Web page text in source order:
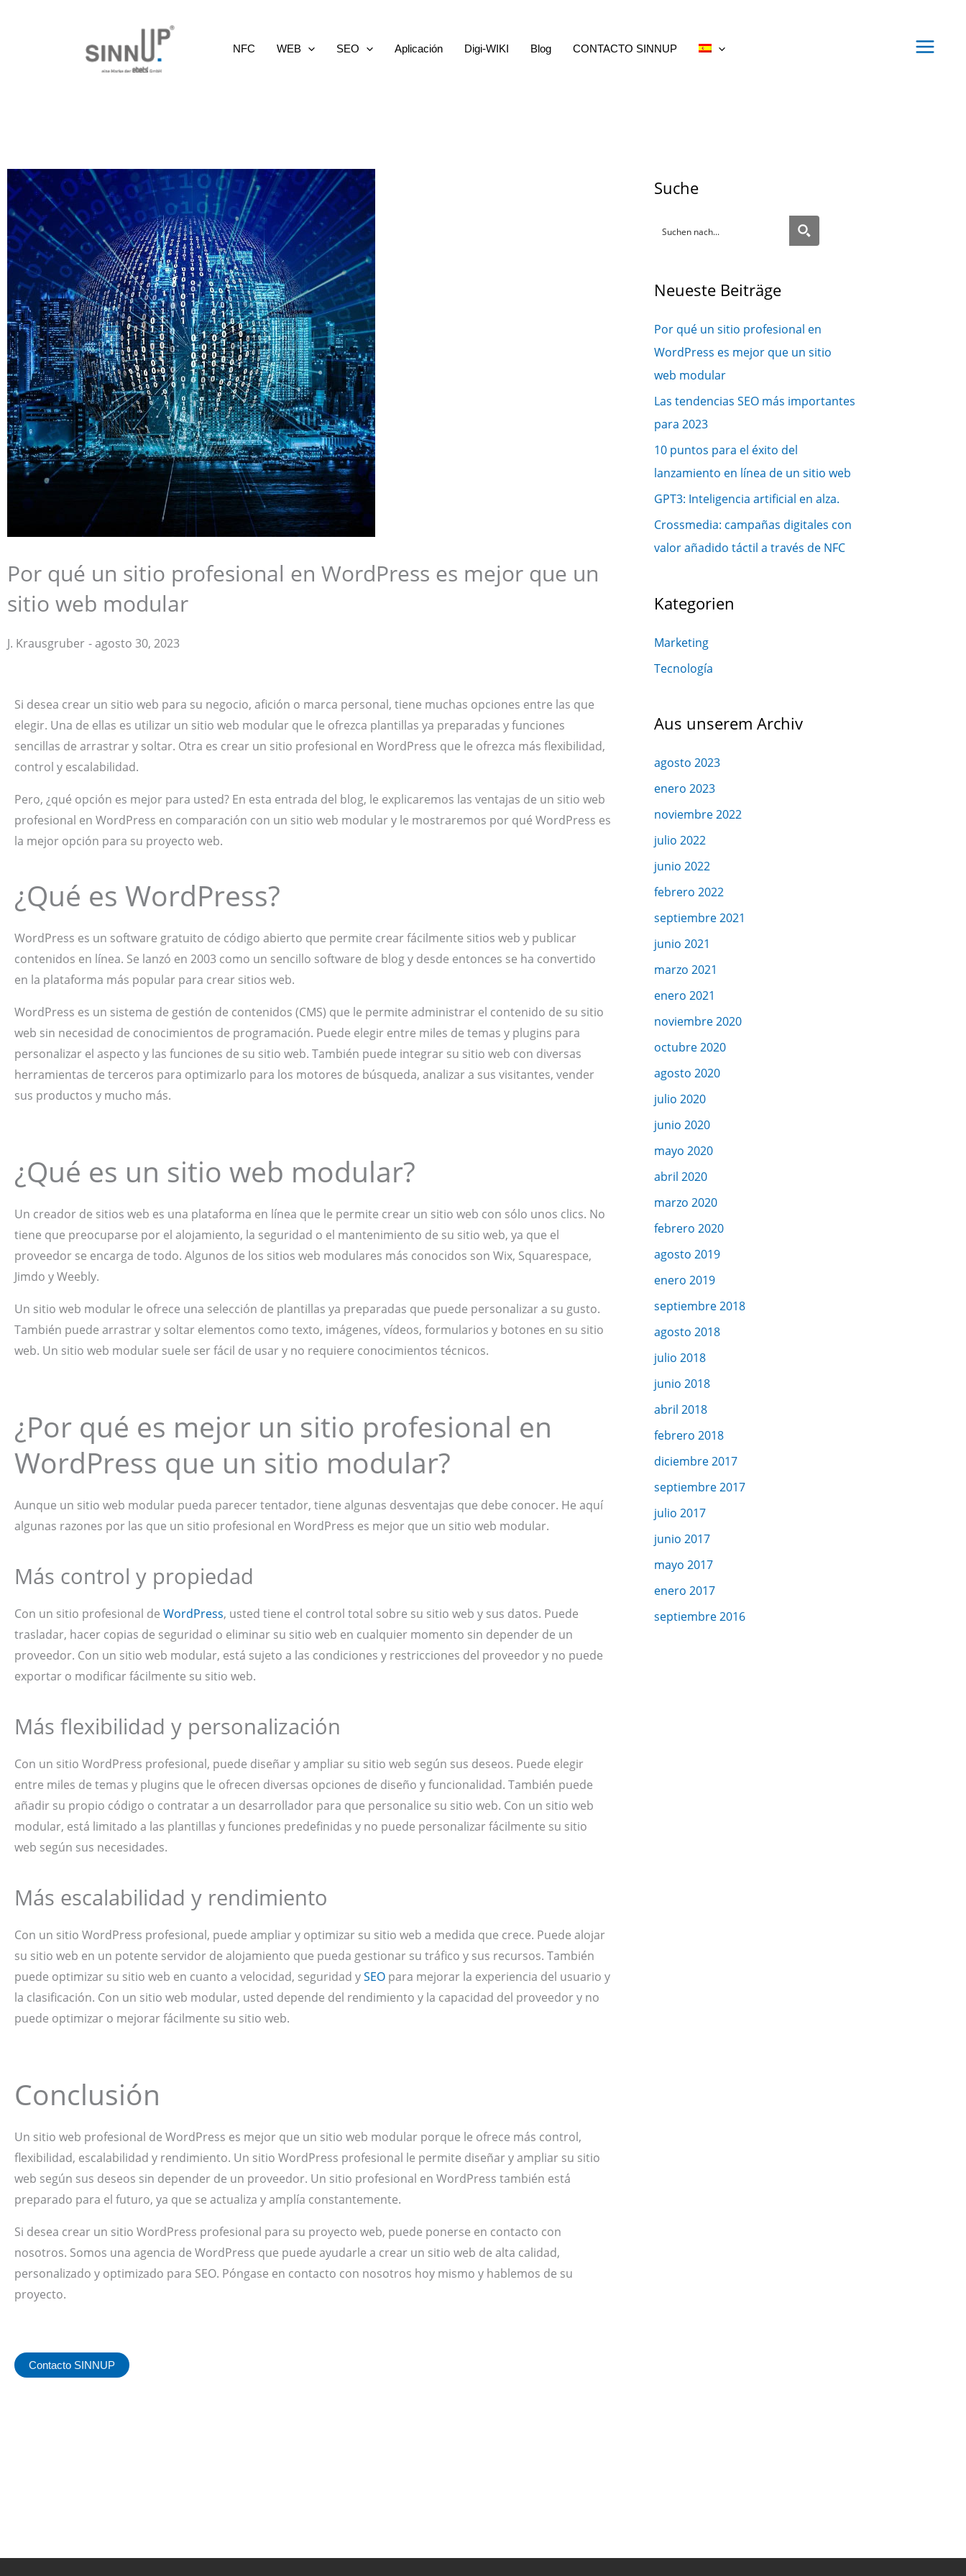
NFC WEB SEO Aplicación Digi-WIKI Blog CONTACTO SINNUP
Por qué un sitio profesional en WordPress es mejor que un
sitio web modular
J. Krausgruber -agosto 30, 2023
Si desea crear un sitio web para su negocio, afición o marca personal, tiene muchas opciones entre las que
elegir. Una de ellas es utilizar un sitio web modular que le ofrezca plantillas ya preparadas y funciones
sencillas de arrastrar y soltar. Otra es crear un sitio profesional en WordPress que le ofrezca más flexibilidad,
control y escalabilidad.
Pero, ¿qué opción es mejor para usted? En esta entrada del blog, le explicaremos las ventajas de un sitio web
profesional en WordPress en comparación con un sitio web modular y le mostraremos por qué WordPress es
la mejor opción para su proyecto web.
¿Qué es WordPress?
WordPress es un software gratuito de código abierto que permite crear fácilmente sitios web y publicar
contenidos en línea. Se lanzó en 2003 como un sencillo software de blog y desde entonces se ha convertido
en la plataforma más popular para crear sitios web.
WordPress es un sistema de gestión de contenidos (CMS) que le permite administrar el contenido de su sitio
web sin necesidad de conocimientos de programación. Puede elegir entre miles de temas y plugins para
personalizar el aspecto y las funciones de su sitio web. También puede integrar su sitio web con diversas
herramientas de terceros para optimizarlo para los motores de búsqueda, analizar a sus visitantes, vender
sus productos y mucho más.
¿Qué es un sitio web modular?
Un creador de sitios web es una plataforma en línea que le permite crear un sitio web con sólo unos clics. No
tiene que preocuparse por el alojamiento, la seguridad o el mantenimiento de su sitio web, ya que el
proveedor se encarga de todo. Algunos de los sitios web modulares más conocidos son Wix, Squarespace,
Jimdo y Weebly.
Un sitio web modular le ofrece una selección de plantillas ya preparadas que puede personalizar a su gusto.
También puede arrastrar y soltar elementos como texto, imágenes, vídeos, formularios y botones en su sitio
web. Un sitio web modular suele ser fácil de usar y no requiere conocimientos técnicos.
¿Por qué es mejor un sitio profesional en
WordPress que un sitio modular?
Aunque un sitio web modular pueda parecer tentador, tiene algunas desventajas que debe conocer. He aquí
algunas razones por las que un sitio profesional en WordPress es mejor que un sitio web modular.
Más control y propiedad
Con un sitio profesional de WordPress, usted tiene el control total sobre su sitio web y sus datos. Puede
trasladar, hacer copias de seguridad o eliminar su sitio web en cualquier momento sin depender de un
proveedor. Con un sitio web modular, está sujeto a las condiciones y restricciones del proveedor y no puede
exportar o modificar fácilmente su sitio web.
Más flexibilidad y personalización
Con un sitio WordPress profesional, puede diseñar y ampliar su sitio web según sus deseos. Puede elegir
entre miles de temas y plugins que le ofrecen diversas opciones de diseño y funcionalidad. También puede
añadir su propio código o contratar a un desarrollador para que personalice su sitio web. Con un sitio web
modular, está limitado a las plantillas y funciones predefinidas y no puede personalizar fácilmente su sitio
web según sus necesidades.
Más escalabilidad y rendimiento
Con un sitio WordPress profesional, puede ampliar y optimizar su sitio web a medida que crece. Puede alojar
su sitio web en un potente servidor de alojamiento que pueda gestionar su tráfico y sus recursos. También
puede optimizar su sitio web en cuanto a velocidad, seguridad ySEO para mejorar la experiencia del usuario y
la clasificación. Con un sitio web modular, usted depende del rendimiento y la capacidad del proveedor y no
puede optimizar o mejorar fácilmente su sitio web.
Conclusión
Un sitio web profesional de WordPress es mejor que un sitio web modular porque le ofrece más control,
flexibilidad, escalabilidad y rendimiento. Un sitio WordPress profesional le permite diseñar y ampliar su sitio
web según sus deseos sin depender de un proveedor. Un sitio profesional en WordPress también está
preparado para el futuro, ya que se actualiza y amplía constantemente.
Si desea crear un sitio WordPress profesional para su proyecto web, puede ponerse en contacto con
nosotros. Somos una agencia de WordPress que puede ayudarle a crear un sitio web de alta calidad,
personalizado y optimizado para SEO. Póngase en contacto con nosotros hoy mismo y hablemos de su
proyecto.
Contacto SINNUP
Suche
Neueste Beiträge
Por qué un sitio profesional en
WordPress es mejor que un sitio
web modular
Las tendencias SEO más importantes
para 2023
10 puntos para el éxito del
lanzamiento en línea de un sitio web
GPT3: Inteligencia artificial en alza.
Crossmedia: campañas digitales con
valor añadido táctil a través de NFC
Kategorien
Marketing
Tecnología
Aus unserem Archiv
agosto 2023
enero 2023
noviembre 2022
julio 2022
junio 2022
febrero 2022
septiembre 2021
junio 2021
marzo 2021
enero 2021
noviembre 2020
octubre 2020
agosto 2020
julio 2020
junio 2020
mayo 2020
abril 2020
marzo 2020
febrero 2020
agosto 2019
enero 2019
septiembre 2018
agosto 2018
julio 2018
junio 2018
abril 2018
febrero 2018
diciembre 2017
septiembre 2017
julio 2017
junio 2017
mayo 2017
enero 2017
septiembre 2016